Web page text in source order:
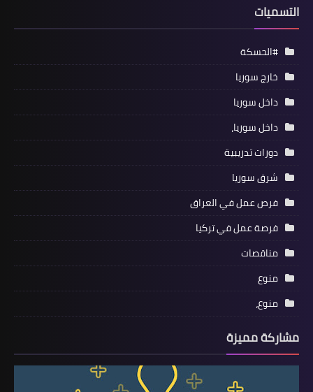
التسميات
#الحسكة
خارج سوريا
داخل سوريا
داخل سوريا،
دورات تدريبية
شرق سوريا
فرص عمل في العراق
فرصة عمل في تركيا
مناقصات
منوع
منوع،
مشاركة مميزة